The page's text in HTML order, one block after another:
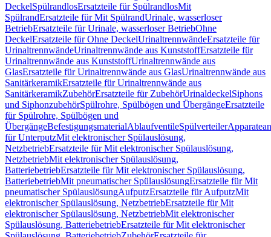
DeckelSpülrandlosErsatzteile für SpülrandlosMit
SpülrandErsatzteile für Mit SpülrandUrinale, wasserloser
BetriebErsatzteile für Urinale, wasserloser BetriebOhne
DeckelErsatzteile für Ohne DeckelUrinaltrennwändeErsatzteile für
UrinaltrennwändeUrinaltrennwände aus KunststoffErsatzteile für
Urinaltrennwände aus KunststoffUrinaltrennwände aus
GlasErsatzteile für Urinaltrennwände aus GlasUrinaltrennwände aus
SanitärkeramikErsatzteile für Urinaltrennwände aus
SanitärkeramikZubehörErsatzteile für ZubehörUrinaldeckelSiphons
und SiphonzubehörSpülrohre, Spülbögen und ÜbergängeErsatzteile
für Spülrohre, Spülbögen und
ÜbergängeBefestigungsmaterialAblaufventileSpülverteiler
für UnterputzMit elektronischer Spülauslösung,
NetzbetriebErsatzteile für Mit elektronischer Spülauslösung,
NetzbetriebMit elektronischer Spülauslösung,
BatteriebetriebErsatzteile für Mit elektronischer Spülauslösung,
BatteriebetriebMit pneumatischer SpülauslösungErsatzteile für Mit
pneumatischer SpülauslösungAufputzErsatzteile für AufputzMit
elektronischer Spülauslösung, NetzbetriebErsatzteile für Mit
elektronischer Spülauslösung, NetzbetriebMit elektronischer
Spülauslösung, BatteriebetriebErsatzteile für Mit elektronischer